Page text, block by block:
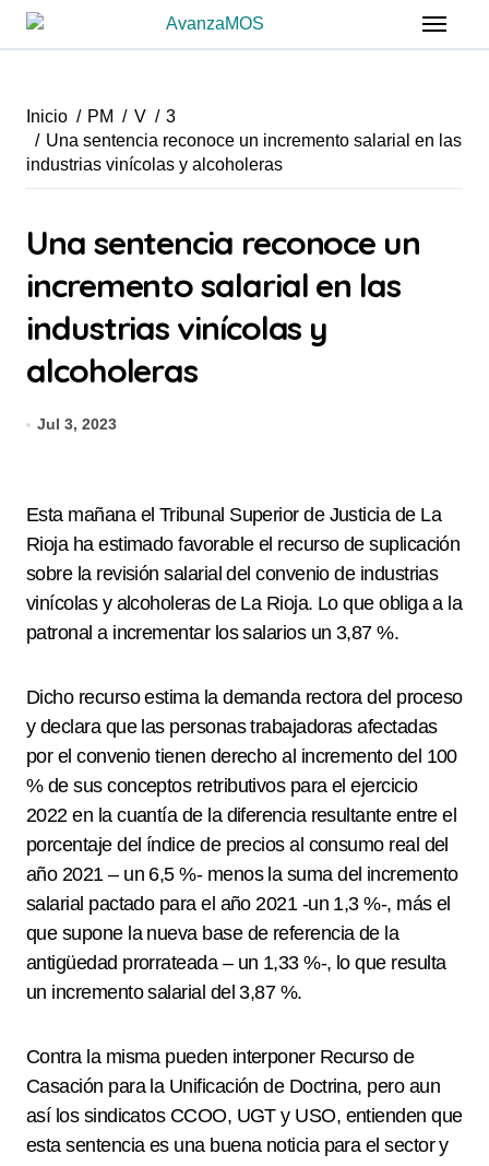
Saltar
Inicio PM V
3
Una sentencia reconoce un incremento salarial en las
industrias vinícolas y alcoholeras
Una sentencia reconoce un
incremento salarial en las
industrias vinícolas y
alcoholeras
Jul 3, 2023
Esta mañana el Tribunal Superior de Justicia de La
Rioja ha estimado favorable el recurso de suplicación
sobre la revisión salarial del convenio de industrias
vinícolas y alcoholeras de La Rioja. Lo que obliga a la
patronal a incrementar los salarios un 3,87 %.
Dicho recurso estima la demanda rectora del proceso
y declara que las personas trabajadoras afectadas
por el convenio tienen derecho al incremento del 100
% de sus conceptos retributivos para el ejercicio
2022 en la cuantía de la diferencia resultante entre el
porcentaje del índice de precios al consumo real del
año 2021 – un 6,5 %- menos la suma del incremento
salarial pactado para el año 2021 -un 1,3 %-, más el
que supone la nueva base de referencia de la
antigüedad prorrateada – un 1,33 %-, lo que resulta
un incremento salarial del 3,87 %.
Contra la misma pueden interponer Recurso de
Casación para la Unificación de Doctrina, pero aun
así los sindicatos CCOO, UGT y USO, entienden que
esta sentencia es una buena noticia para el sector y